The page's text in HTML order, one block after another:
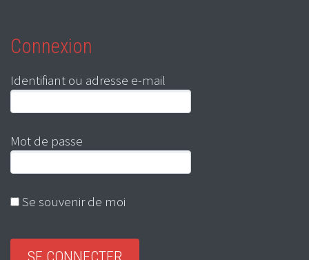
Connexion
Identifiant ou adresse e-mail
Mot de passe
Se souvenir de moi